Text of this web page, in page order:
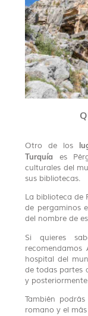
Otro de los
Turquía es
culturales del
sus bibliotecas.
La biblioteca de
de pergaminos
del nombre de
Si quieres
hospital del
de todas partes
y
También
romano y el